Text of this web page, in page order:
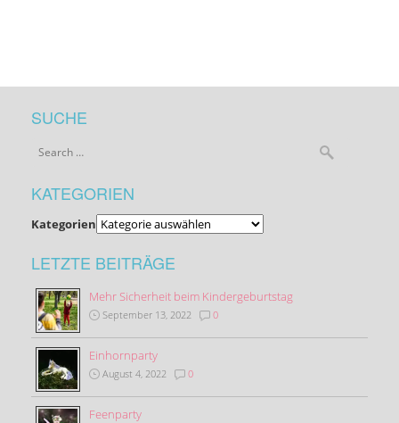
SUCHE
KATEGORIEN
Kategorien
LETZTE BEITRÄGE
Mehr Sicherheit beim Kindergeburtstag
September 13, 2022 0
Einhornparty
August 4, 2022 0
Feenparty